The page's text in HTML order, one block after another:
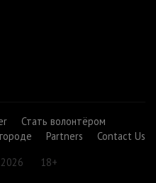
Стать волонтёром
Partners
Contact Us
18+